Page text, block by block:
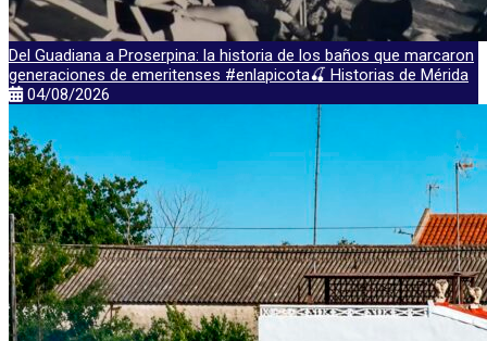
Del Guadiana a Proserpina: la historia de los baños que marcaron
generaciones de emeritenses #enlapicota🍒 Historias de Mérida
04/08/2026